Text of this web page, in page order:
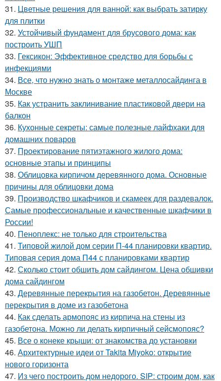
31. Цветные решения для ванной: как выбрать затирку
для плитки
32. Устойчивый фундамент для брусового дома: как
построить УШП
33. Гексикон: Эффективное средство для борьбы с
инфекциями
34. Все, что нужно знать о монтаже металлосайдинга в
Москве
35. Как устранить заклинивание пластиковой двери на
балкон
36. Кухонные секреты: самые полезные лайфхаки для
домашних поваров
37. Проектирование пятиэтажного жилого дома:
основные этапы и принципы
38. Облицовка кирпичом деревянного дома. Основные
причины для облицовки дома
39. Производство шкафчиков и скамеек для раздевалок.
Самые профессиональные и качественные шкафчики в
России!
40. Пеноплекс: не только для строительства
41. Типовой жилой дом серии П-44 планировки квартир.
Типовая серия дома П44 с планировками квартир
42. Сколько стоит обшить дом сайдингом. Цена обшивки
дома сайдингом
43. Деревянные перекрытия на газобетон. Деревянные
перекрытия в доме из газобетона
44. Как сделать армопояс из кирпича на стены из
газобетона. Можно ли делать кирпичный сейсмопояс?
45. Все о конеке крыши: от знакомства до установки
46. Архитектурные идеи от Takita Miyoko: открытие
нового горизонта
47. Из чего построить дом недорого. SIP: строим дом, как